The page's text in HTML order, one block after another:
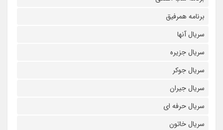
برنامه همرفیق
سریال آنها
سریال جزیره
سریال جوکر
سریال جیران
سریال حرفه ای
سریال خاتون